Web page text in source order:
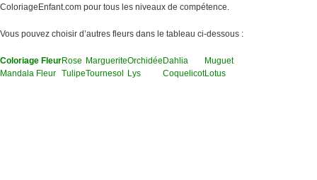
ColoriageEnfant.com pour tous les niveaux de compétence.
Vous pouvez choisir d’autres fleurs dans le tableau ci-dessous :
Coloriage FleurRose MargueriteOrchidée Dahlia
Muguet
Mandala Fleur TulipeTournesol Lys CoquelicotLotus